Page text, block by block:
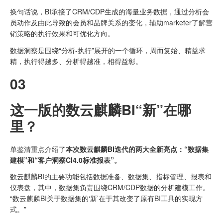
换句话说，BI承接了CRM/CDP生成的海量业务数据，通过分析会
员动作及由此导致的会员和品牌关系的变化，辅助marketer了解营
销策略的执行效果和可优化方向。
数据洞察是围绕“分析-执行”展开的一个循环，周而复始、精益求
精，执行得越多、分析得越准，相得益彰。
03
这一版的数云麒麟BI“新”在哪
里？
单鉴清重点介绍了本次数云麒麟BI迭代的两大全新亮点：“数据集
建模”和“客户洞察CI4.0标准报表”。
数云麒麟BI的主要功能包括数据准备、数据集、指标管理、报表和
仪表盘，其中，数据集负责围绕CRM/CDP数据的分析建模工作。
“数云麒麟BI关于数据集的‘新’在于其改变了原有BI工具的实现方
式。”